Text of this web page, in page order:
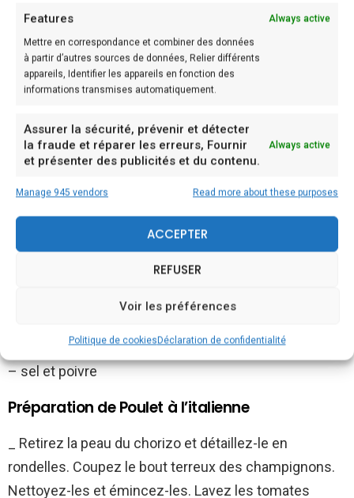
Features Always active
Mettre en correspondance et combiner des données
à partir d’autres sources de données, Relier différents
appareils, Identifier les appareils en fonction des
informations transmises automatiquement.
Assurer la sécurité, prévenir et détecter
la fraude et réparer les erreurs, Fournir
et présenter des publicités et du contenu.
Always active
Manage 945 vendors Read more about these purposes
ACCEPTER
REFUSER
Voir les préférences
Politique de cookiesDéclaration de confidentialité
– 4 blanc de poulet
– 400 g de champignons de Paris
– 200 g de tomates cerises
– 100 g de chorizo
– 1 boîte de tomates concassées (480 g)
– 20 cl de bouillon de légumes
– 2 c. à soupe de concentré de tomates
– 2 c. à soupe de farine
– 1,5 c. à soupe de paprika
– huile d’olive
– sel et poivre
Préparation de Poulet à l’italienne
_ Retirez la peau du chorizo et détaillez-le en
rondelles. Coupez le bout terreux des champignons.
Nettoyez-les et émincez-les. Lavez les tomates